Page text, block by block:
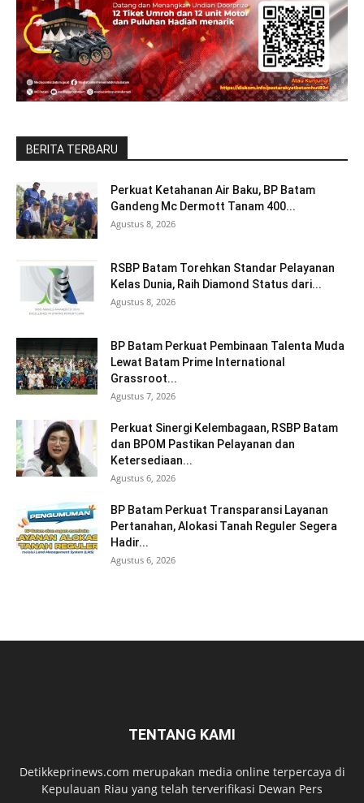
BERITA TERBARU
Perkuat Ketahanan Air Baku, BP Batam
Gandeng Mc Dermott Tanam 400...
Agustus 8, 2026
RSBP Batam Torehkan Standar Pelayanan
Kelas Dunia, Raih Diamond Status dari...
Agustus 8, 2026
BP Batam Perkuat Pembinaan Talenta Muda
Lewat Batam Prime International
Grassroot...
Agustus 7, 2026
Perkuat Sinergi Kelembagaan, RSBP Batam
dan BPOM Pastikan Pelayanan dan
Ketersediaan...
Agustus 6, 2026
BP Batam Perkuat Transparansi Layanan
Pertanahan, Alokasi Tanah Reguler Segera
Hadir...
Agustus 6, 2026
TENTANG KAMI
Detikkeprinews.com merupakan media online terpercaya di
Kepulauan Riau yang telah terverifikasi Dewan Pers